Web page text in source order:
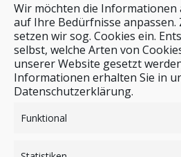
Wir möchten die Informationen
auf Ihre Bedürfnisse anpassen.
setzen wir sog. Cookies ein.
selbst, welche Arten von
unserer Website gesetzt
Informationen erhalten Sie in
Datenschutzerklärung.
Funktional
Stichwortsuche